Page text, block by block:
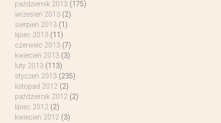
październik 2013 (175)
wrzesień 2013 (2)
sierpień 2013 (1)
lipiec 2013 (11)
czerwiec 2013 (7)
kwiecień 2013 (3)
luty 2013 (113)
styczeń 2013 (235)
listopad 2012 (2)
październik 2012 (2)
lipiec 2012 (2)
kwiecień 2012 (3)